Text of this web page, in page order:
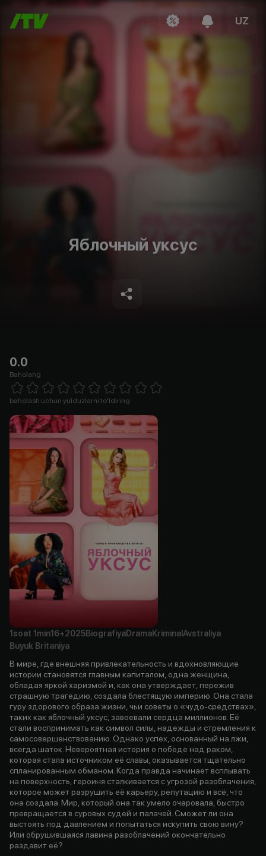
UZ
Яблочный уксус
0.0
Baholang
1 Star 2 Stars 3 Stars 4 Stars5 Stars 6 Stars7 Stars8 Stars
baholash uchun yulduzlarni to'ldiring
1soat 1min16+2025BiografiyaDramaKriminal Avstraliya
Buyuk Britaniya
В мире, где внешняя привлекательность и вдохновляющие
истории становятся главным капиталом, одна женщина,
обладая яркой харизмой и, как она утверждает, пережив
страшную трагедию, создала блестящую империю. Она стала
гуру здорового образа жизни, чьи советы о «чудо-средствах»,
таких как яблочный уксус, завоевали сердца миллионов. Её
стали воспринимать как символ силы, надежды и стремления к
самосовершенствованию. Однако успех, основанный на лжи,
всегда шаток. Невероятная история о победе над раком,
которая стала источником её славы, оказывается тщательно
спланированным обманом. Когда правда начинает всплывать
на поверхность, героиня сталкивается с угрозой разоблачения,
которое может разрушить её карьеру, репутацию и всё, что
она создала. Мир, который она так умело очаровала, быстро
превращается в суровых судей и палачей. Сможет ли она
выстоять под давлением и попытаться искупить свою вину?
Или обрушившаяся лавина разоблачений окончательно
раздавит её?